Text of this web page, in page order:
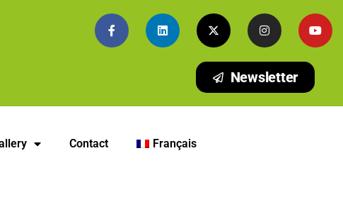
Newsletter
Contact Français